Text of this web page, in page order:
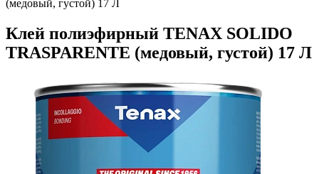
(медовый, густой) 17 Л
Клей полиэфирный TENAX SOLIDO
TRASPARENTE (медовый, густой) 17 Л